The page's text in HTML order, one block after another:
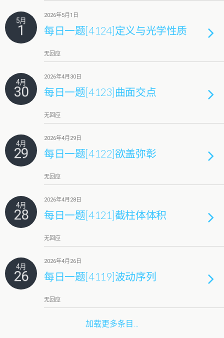
5月
1
2026年5月1日
每日一题[4124]定义与光学性质
无回应
4月
30
2026年4月30日
每日一题[4123]曲面交点
无回应
4月
29
2026年4月29日
每日一题[4122]欲盖弥彰
无回应
4月
28
2026年4月28日
每日一题[4121]截柱体体积
无回应
4月
26
2026年4月26日
每日一题[4119]波动序列
无回应
加载更多条目…